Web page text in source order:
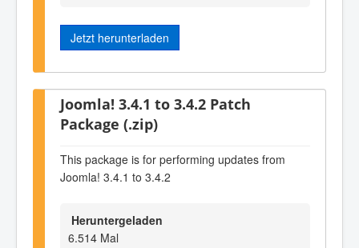
Jetzt herunterladen
Joomla! 3.4.1 to 3.4.2 Patch
Package (.zip)
This package is for performing updates from
Joomla! 3.4.1 to 3.4.2
Heruntergeladen
6.514 Mal